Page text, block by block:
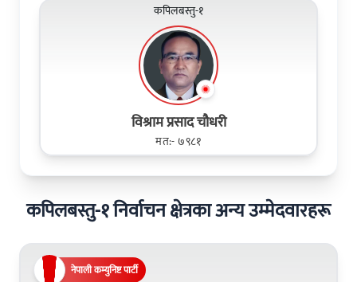
कपिलबस्तु-१
विश्राम प्रसाद चौधरी
मत:- ७९८१
कपिलबस्तु-१ निर्वाचन क्षेत्रका अन्य उम्मेदवारहरू
नेपाली कम्युनिष्ट पार्टी